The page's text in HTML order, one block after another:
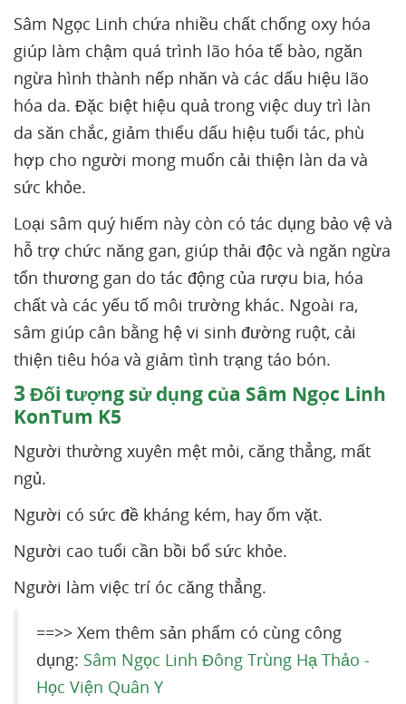
Sâm Ngọc Linh chứa nhiều chất chống oxy hóa
giúp làm chậm quá trình lão hóa tế bào, ngăn
ngừa hình thành nếp nhăn và các dấu hiệu lão
hóa da. Đặc biệt hiệu quả trong việc duy trì làn
da săn chắc, giảm thiểu dấu hiệu tuổi tác, phù
hợp cho người mong muốn cải thiện làn da và
sức khỏe.
Loại sâm quý hiếm này còn có tác dụng bảo vệ và
hỗ trợ chức năng gan, giúp thải độc và ngăn ngừa
tổn thương gan do tác động của rượu bia, hóa
chất và các yếu tố môi trường khác. Ngoài ra,
sâm giúp cân bằng hệ vi sinh đường ruột, cải
thiện tiêu hóa và giảm tình trạng táo bón.
3Đối tượng sử dụng của Sâm Ngọc Linh
KonTum K5
Người thường xuyên mệt mỏi, căng thẳng, mất
ngủ.
Người có sức đề kháng kém, hay ốm vặt.
Người cao tuổi cần bồi bổ sức khỏe.
Người làm việc trí óc căng thẳng.
==>> Xem thêm sản phẩm có cùng công
dụng: Sâm Ngọc Linh Đông Trùng Hạ Thảo -
Học Viện Quân Y